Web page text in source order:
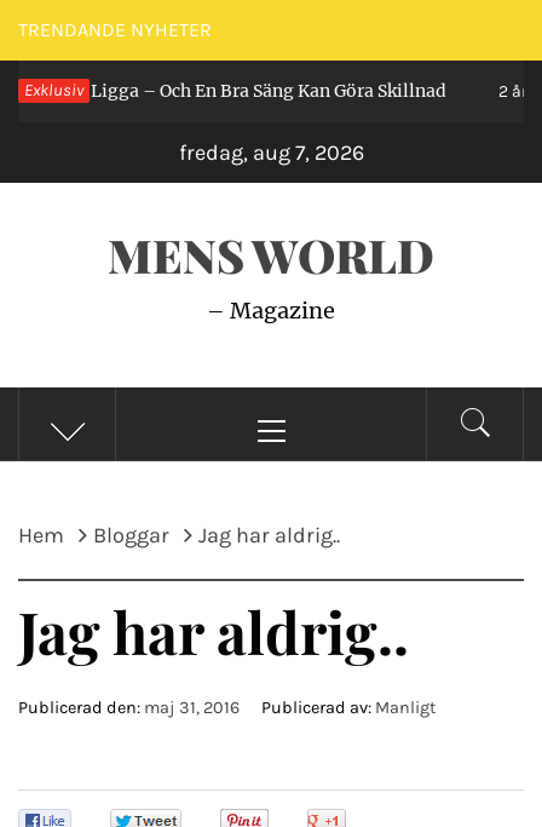
Hoppa
till
innehåll
TRENDANDE NYHETER
Exklusiv
Man Ligga – Och En Bra Säng Kan Göra Skillnad 2 år
fredag, aug 7, 2026
MENS WORLD
– Magazine
meny
Hem Bloggar Jag har aldrig..
Jag har aldrig..
Publicerad den: maj 31, 2016 Publicerad av: Manligt